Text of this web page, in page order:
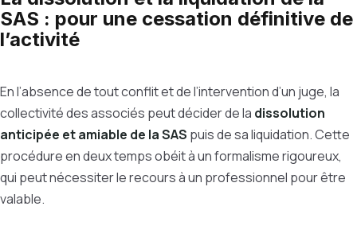
SAS : pour une cessation définitive de
l’activité
En l’absence de tout conflit et de l’intervention d’un juge, la
collectivité des associés peut décider de la dissolution
anticipée et amiable de la SAS puis de sa liquidation. Cette
procédure en deux temps obéit à un formalisme rigoureux,
qui peut nécessiter le recours à un professionnel pour être
valable.